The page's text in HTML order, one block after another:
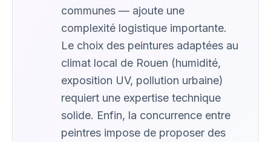
communes — ajoute une
complexité logistique importante.
Le choix des peintures adaptées au
climat local de Rouen (humidité,
exposition UV, pollution urbaine)
requiert une expertise technique
solide. Enfin, la concurrence entre
peintres impose de proposer des